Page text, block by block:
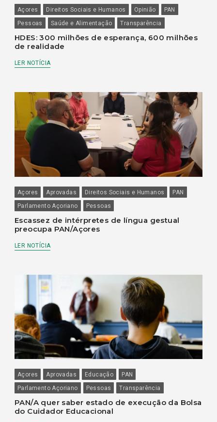
Açores Direitos Sociais e Humanos Opinião
PAN
Pessoas
Saúde e Alimentação Transparência
HDES: 300 milhões de esperança, 600 milhões
de realidade
LER NOTÍCIA
Açores Aprovadas Direitos Sociais e Humanos
PAN
Parlamento Açoriano
Pessoas
Escassez de intérpretes de língua gestual
preocupa PAN/Açores
LER NOTÍCIA
Açores Aprovadas Educação
PAN
Parlamento Açoriano
Pessoas Transparência
PAN/A quer saber estado de execução da Bolsa
do Cuidador Educacional